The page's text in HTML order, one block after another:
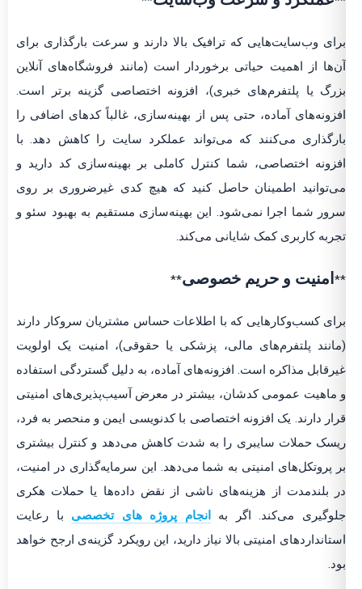
برای وب‌سایت‌هایی که ترافیک بالا دارند و سرعت بارگذاری برای
آن‌ها از اهمیت حیاتی برخوردار است (مانند فروشگاه‌های آنلاین
بزرگ یا پلتفرم‌های خبری)، افزونه اختصاصی گزینه برتر است.
افزونه‌های آماده، حتی پس از بهینه‌سازی، غالباً کدهای اضافی را
بارگذاری می‌کنند که می‌تواند عملکرد سایت را کاهش دهد. با
افزونه اختصاصی، شما کنترل کاملی بر بهینه‌سازی کد دارید و
می‌توانید اطمینان حاصل کنید که هیچ کدی غیرضروری بر روی
سرور شما اجرا نمی‌شود. این بهینه‌سازی مستقیم به بهبود سئو و
تجربه کاربری کمک شایانی می‌کند.
** امنیت و حریم خصوصی**
برای کسب‌وکارهایی که با اطلاعات حساس مشتریان سروکار دارند
(مانند پلتفرم‌های مالی، پزشکی یا حقوقی)، امنیت یک اولویت
غیرقابل مذاکره است. افزونه‌های آماده، به دلیل گستردگی استفاده
و ماهیت عمومی کدشان، بیشتر در معرض آسیب‌پذیری‌های امنیتی
قرار دارند. یک افزونه اختصاصی با کدنویسی ایمن و منحصر به فرد،
ریسک حملات سایبری را به شدت کاهش می‌دهد و کنترل بیشتری
بر پروتکل‌های امنیتی به شما می‌دهد. این سرمایه‌گذاری در امنیت،
در بلندمدت از هزینه‌های ناشی از نقض داده‌ها یا حملات هکری
جلوگیری می‌کند. اگر به
انجام پروژه های تخصصی با رعایت
استانداردهای امنیتی بالا نیاز دارید، این رویکرد گزینه‌ی ارجح خواهد
بود.